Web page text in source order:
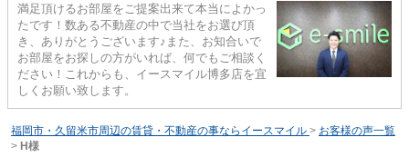
満足頂けるお部屋をご提案出来て本当によかっ
たです！数ある不動産の中で当社をお選び頂
き、ありがとうございます♪また、お知合いで
お部屋をお探しの方がいれば、何でもご相談く
ださい！これからも、イースマイル博多店を宜
しくお願い致します。
福岡市・久留米市周辺の賃貸・不動産の事ならイースマイル > お客様の声一覧
> H様